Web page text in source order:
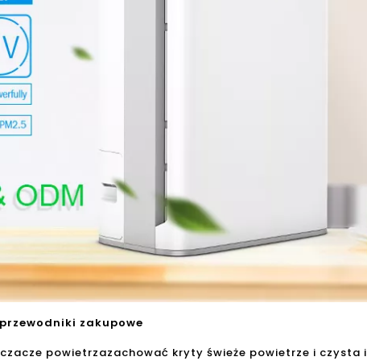
zakupowe
powietrzazachować kryty świeże powietrze i czysta i